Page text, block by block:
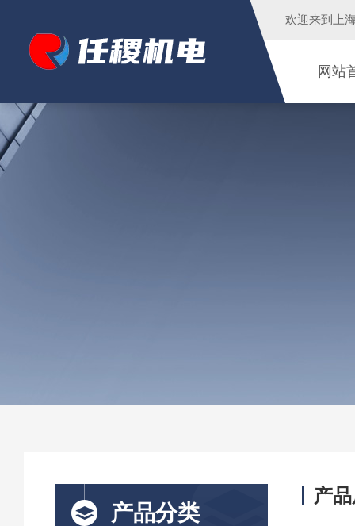
欢迎来到 上
网站
产品分类
产